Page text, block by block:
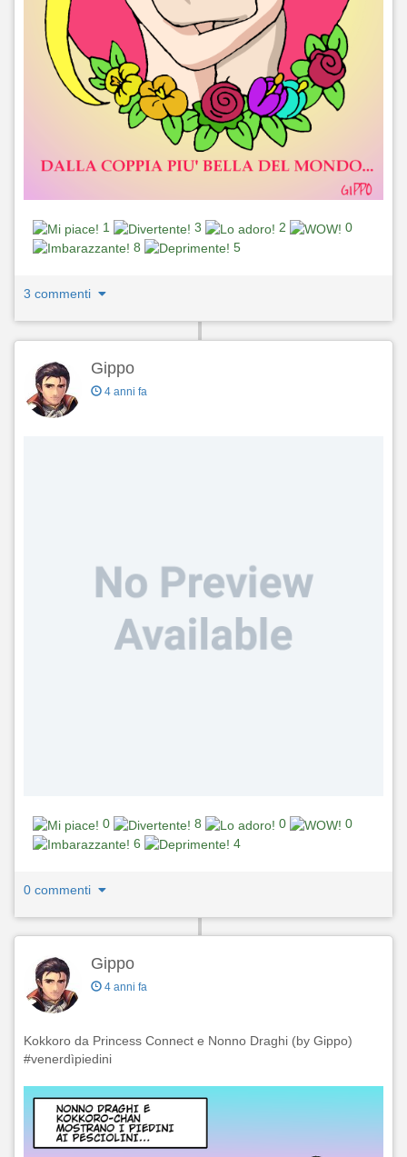
1 3 2
0
8
5
3 commenti
Gippo
4 anni fa
0 8 0
0
6
4
0 commenti
Gippo
4 anni fa
Kokkoro da Princess Connect e Nonno Draghi (by Gippo)
#venerdìpiedini